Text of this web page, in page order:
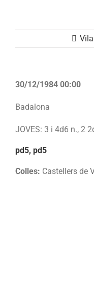
30/12/1984 00:00
Badalona
JOVES: 3 i 4d6 n., 2
pd5, pd5
Colles: Castellers de